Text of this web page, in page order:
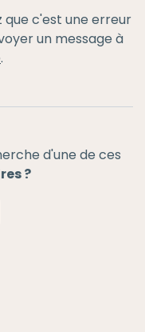
que c'est une erreur
un message à
.
d'une de ces
?